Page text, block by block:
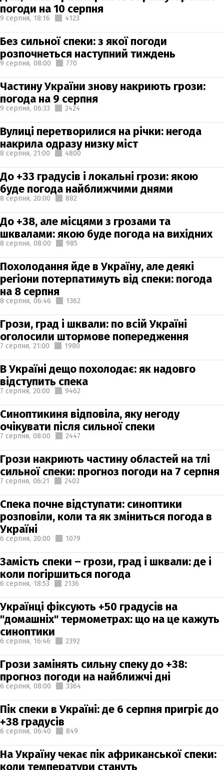
погоди на 10 серпня
9 серпня, 18:16 4123
Без сильної спеки: з якої погоди
розпочнеться наступний тиждень
9 серпня, 08:00 770
Частину України знову накриють грози:
погода на 9 серпня
9 серпня, 06:33 2424
Вулиці перетворилися на річки: негода
накрила одразу низку міст
8 серпня, 21:00 4800
До +33 градусів і локальні грози: якою
буде погода найближчими днями
8 серпня, 20:00 882
До +38, але місцями з грозами та
шквалами: якою буде погода на вихідних
8 серпня, 08:00 985
Похолодання йде в Україну, але деякі
регіони потерпатимуть від спеки: погода
на 8 серпня
8 серпня, 06:46 1362
Грози, град і шквали: по всій Україні
оголосили штормове попередження
7 серпня, 21:00 1980
В Україні дещо похолодає: як надовго
відступить спека
7 серпня, 20:00 9462
Синоптикиня відповіла, яку негоду
очікувати після сильної спеки
7 серпня, 08:00 2447
Грози накриють частину областей на тлі
сильної спеки: прогноз погоди на 7 серпня
7 серпня, 06:21 2403
Спека почне відступати: синоптики
розповіли, коли та як зміниться погода в
Україні
6 серпня, 20:00 1079
Замість спеки – грози, град і шквали: де і
коли погіршиться погода
6 серпня, 18:53 2136
Українці фіксують +50 градусів на
"домашніх" термометрах: що на це кажуть
синоптики
6 серпня, 16:46 2392
Грози замінять сильну спеку до +38:
прогноз погоди на найближчі дні
6 серпня, 08:00 3364
Пік спеки в Україні: де 6 серпня пригріє до
+38 градусів
6 серпня, 06:40 849
На Україну чекає пік африканської спеки:
коли температури стануть